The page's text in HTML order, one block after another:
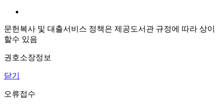
문헌복사 및 대출서비스 정책은 제공도서관 규정에 따라 상이
할수 있음
권호소장정보
닫기
오류접수